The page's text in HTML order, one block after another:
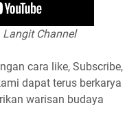
Langit Channel
cara like, Subscribe,
dapat terus berkarya
warisan budaya